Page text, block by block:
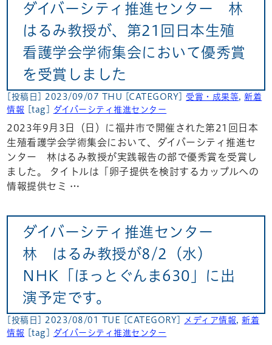
ダイバーシティ推進センター 林
はるみ教授が、第21回日本生殖
看護学会学術集会において優秀賞
を受賞しました
[投稿日] 2023/09/07 THU [CATEGORY] 受賞・成果等,新着
情報 [tag] ダイバーシティ推進センター
2023年9月3日（日）に福井市で開催された第21回日本
生殖看護学会学術集会において、ダイバーシティ推進セ
ンター 林はるみ教授が実践報告の部で優秀賞を受賞し
ました。 タイトルは「卵子提供を検討するカップルへの
情報提供セミ …
ダイバーシティ推進センター
林 はるみ教授が8/2（水）
NHK「ほっとぐんま630」に出
演予定です。
[投稿日] 2023/08/01 TUE [CATEGORY] メディア情報,新着
情報 [tag] ダイバーシティ推進センター